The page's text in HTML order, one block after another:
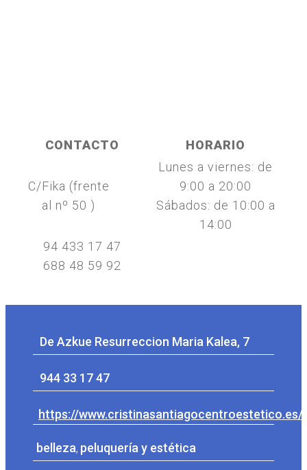
CONTACTO HORARIO
C/Fika (frente
al nº 50 )
Lunes a viernes: de
9:00 a 20:00
Sábados: de 10:00 a
14:00
94 433 17 47
688 48 59 92
De Azkue Resurreccion Maria Kalea, 7
944 33 17 47
https://www.cristinasantiagocentroestetico.es/
belleza, peluquería y estética